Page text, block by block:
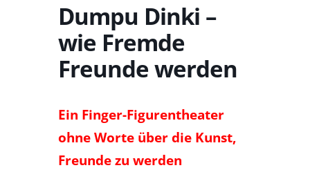
Dumpu Dinki –
wie Fremde
Freunde werden
Ein Finger-Figurentheater
ohne Worte über die Kunst,
Freunde zu werden